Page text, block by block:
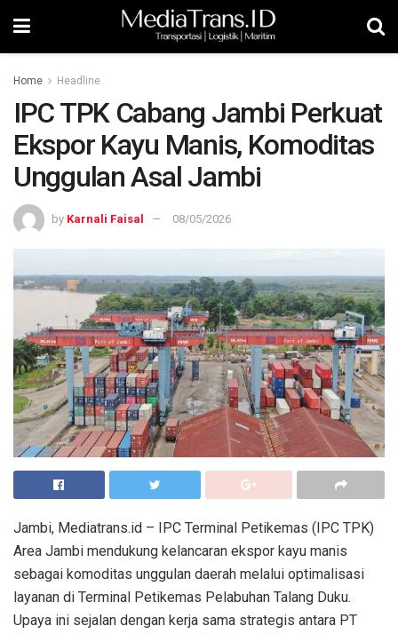
Home Headline
IPC TPK Cabang Jambi Perkuat
Ekspor Kayu Manis, Komoditas
Unggulan Asal Jambi
by Karnali Faisal 08/05/2026
Jambi, Mediatrans.id – IPC Terminal Petikemas (IPC TPK)
Area Jambi mendukung kelancaran ekspor kayu manis
sebagai komoditas unggulan daerah melalui optimalisasi
layanan di Terminal Petikemas Pelabuhan Talang Duku.
Upaya ini sejalan dengan kerja sama strategis antara PT